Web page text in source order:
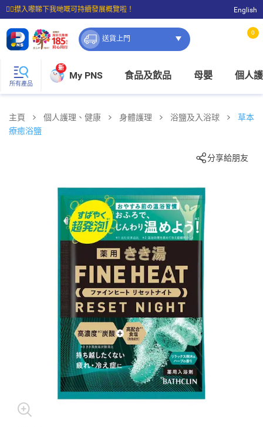
☝🏼㩒入嚟睇下我哋嘅可持續發展概覽啦！
⭐購物滿$399即享免費送貨；滿$100即可免費店取。
English
送貨上門
0
所有產品
新
My PNS 食品及飲品 母嬰 個人
主頁 個人護理、健康 身體護理 浴鹽及入浴球
草本
療癒浴鹽
分享給朋友